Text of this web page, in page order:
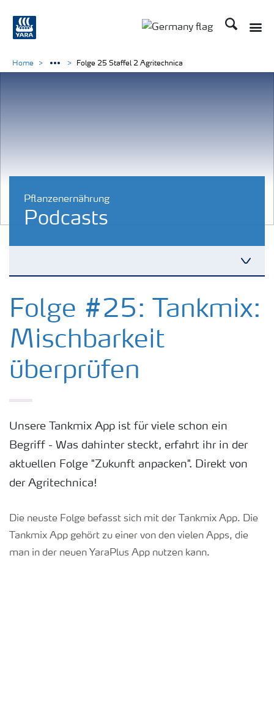
Suchen
Pflanzenernährung
Podcasts
Kulturen
Düngemittel
Tools & Services
Medien
Home Folge 25 Staffel 2 Agritechnica
Folge #25: Tankmix:
Mischbarkeit
überprüfen
Unsere Tankmix App ist für viele schon ein
Begriff - Was dahinter steckt, erfahrt ihr in der
aktuellen Folge "Zukunft anpacken". Direkt von
der Agritechnica!
Die neuste Folge befasst sich mit der Tankmix App. Die
Tankmix App gehört zu einer von den vielen Apps, die
man in der neuen YaraPlus App nutzen kann.